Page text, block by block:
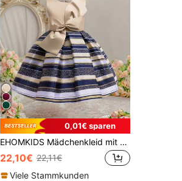
0,01€ sparen
EHOMKIDS Mädchenkleid mit großer Schleife und rückenfreiem Design, gestreiftes knöchellanges Kleid für Hochzeit/Party, Kleinkind & Kleine Mädchen
22,10€ 22,11€
Viele Stammkunden